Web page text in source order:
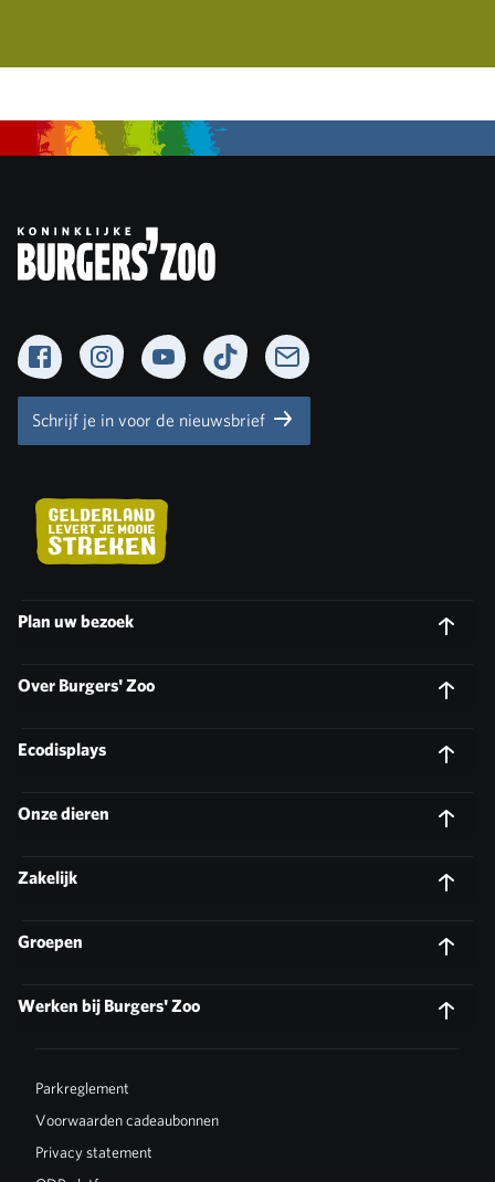
FacebookInstagramYouTubeTikTok Newsletter
Schrijf je in voor de nieuwsbrief
Plan uw bezoek
Over Burgers' Zoo
Ecodisplays
Onze dieren
Zakelijk
Groepen
Werken bij Burgers' Zoo
Parkreglement
Voorwaarden cadeaubonnen
Privacy statement